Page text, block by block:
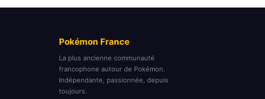
Pokémon France
La plus ancienne communauté
francophone autour de Pokémon.
Indépendante, passionnée, depuis
toujours.